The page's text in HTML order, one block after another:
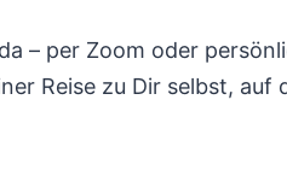
– per Zoom oder
Reise zu Dir selbst, auf